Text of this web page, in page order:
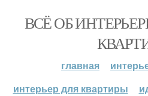
ВСЁ ОБ
главная
интерьер для квартиры